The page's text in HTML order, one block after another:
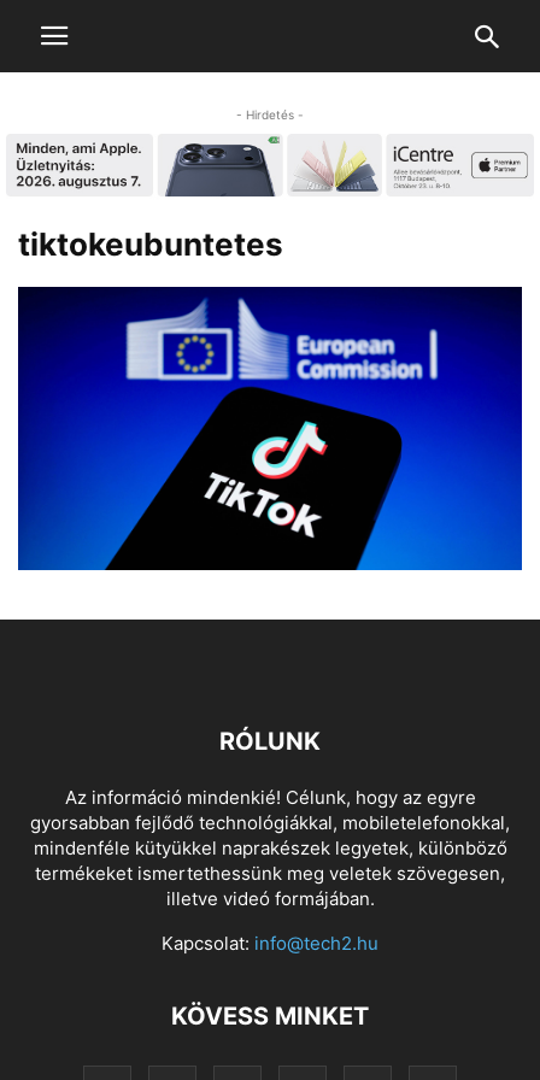
- Hirdetés -
tiktokeubuntetes
RÓLUNK
Az információ mindenkié! Célunk, hogy az egyre
gyorsabban fejlődő technológiákkal, mobiletelefonokkal,
mindenféle kütyükkel naprakészek legyetek, különböző
termékeket ismertethessünk meg veletek szövegesen,
illetve videó formájában.
Kapcsolat: info@tech2.hu
KÖVESS MINKET